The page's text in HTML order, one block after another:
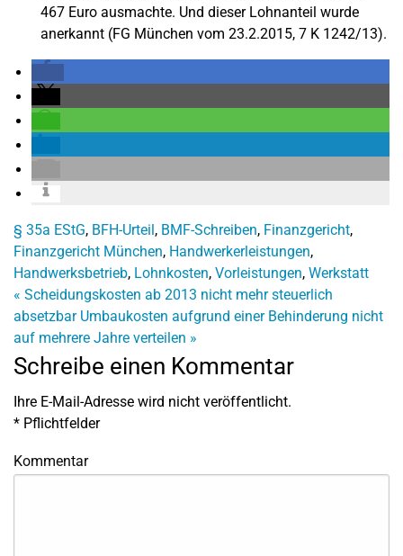
467 Euro ausmachte. Und dieser Lohnanteil wurde
anerkannt (FG München vom 23.2.2015, 7 K 1242/13).
§ 35a EStG, BFH-Urteil, BMF-Schreiben, Finanzgericht,
Finanzgericht München, Handwerkerleistungen,
Handwerksbetrieb, Lohnkosten, Vorleistungen, Werkstatt
« Scheidungskosten ab 2013 nicht mehr steuerlich
absetzbar Umbaukosten aufgrund einer Behinderung nicht
auf mehrere Jahre verteilen »
Schreibe einen Kommentar
Ihre E-Mail-Adresse wird nicht veröffentlicht.
* Pflichtfelder
Kommentar